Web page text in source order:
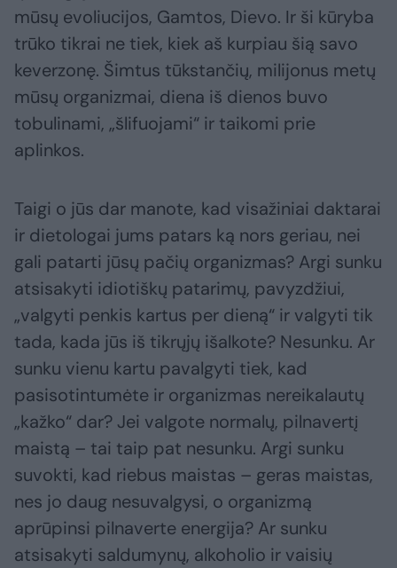
mūsų evoliucijos, Gamtos, Dievo. Ir ši kūryba
trūko tikrai ne tiek, kiek aš kurpiau šią savo
keverzonę. Šimtus tūkstančių, milijonus metų
mūsų organizmai, diena iš dienos buvo
tobulinami, „šlifuojami“ ir taikomi prie
aplinkos.
Taigi o jūs dar manote, kad visažiniai daktarai
ir dietologai jums patars ką nors geriau, nei
gali patarti jūsų pačių organizmas? Argi sunku
atsisakyti idiotiškų patarimų, pavyzdžiui,
„valgyti penkis kartus per dieną“ ir valgyti tik
tada, kada jūs iš tikrųjų išalkote? Nesunku. Ar
sunku vienu kartu pavalgyti tiek, kad
pasisotintumėte ir organizmas nereikalautų
„kažko“ dar? Jei valgote normalų, pilnavertį
maistą – tai taip pat nesunku. Argi sunku
suvokti, kad riebus maistas – geras maistas,
nes jo daug nesuvalgysi, o organizmą
aprūpinsi pilnaverte energija? Ar sunku
atsisakyti saldumynų, alkoholio ir vaisių